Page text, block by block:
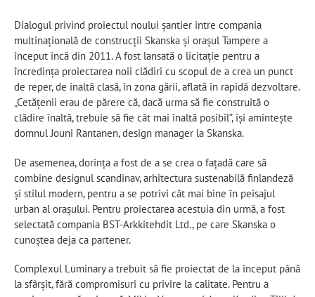
Dialogul privind proiectul noului șantier între compania
multinațională de construcții Skanska și orașul Tampere a
început încă din 2011. A fost lansată o licitație pentru a
încredința proiectarea noii clădiri cu scopul de a crea un punct
de reper, de înaltă clasă, în zona gării, aflată în rapidă dezvoltare.
„Cetăţenii erau de părere că, dacă urma să fie construită o
clădire înaltă, trebuie să fie cât mai înaltă posibil”, își amintește
domnul Jouni Rantanen, design manager la Skanska.
De asemenea, dorința a fost de a se crea o fațadă care să
combine designul scandinav, arhitectura sustenabilă finlandeză
și stilul modern, pentru a se potrivi cât mai bine în peisajul
urban al orașului. Pentru proiectarea acestuia din urmă, a fost
selectată compania BST-Arkkitehdit Ltd., pe care Skanska o
cunoștea deja ca partener.
Complexul Luminary a trebuit să fie proiectat de la început până
la sfârșit, fără compromisuri cu privire la calitate. Pentru a